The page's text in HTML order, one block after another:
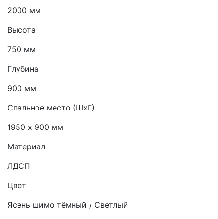
2000 мм
Высота
750 мм
Глубина
900 мм
Спальное место (ШхГ)
1950 х 900 мм
Материал
ЛДСП
Цвет
Ясень шимо тёмный / Светлый